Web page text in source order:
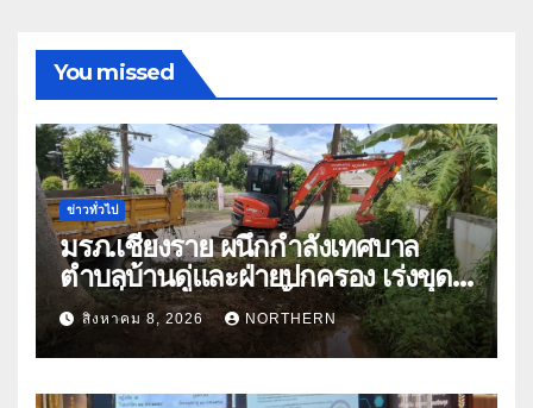
You missed
ข่าวทั่วไป
มรภ.เชียงราย ผนึกกำลังเทศบาล
ตำบลบ้านดู่และฝ่ายปกครอง เร่งขุด
ลอกสิ่งกีดขวางทางน้ำ ป้องกันและลด
ปัญหาน้ำท่วม
สิงหาคม 8, 2026 NORTHERN